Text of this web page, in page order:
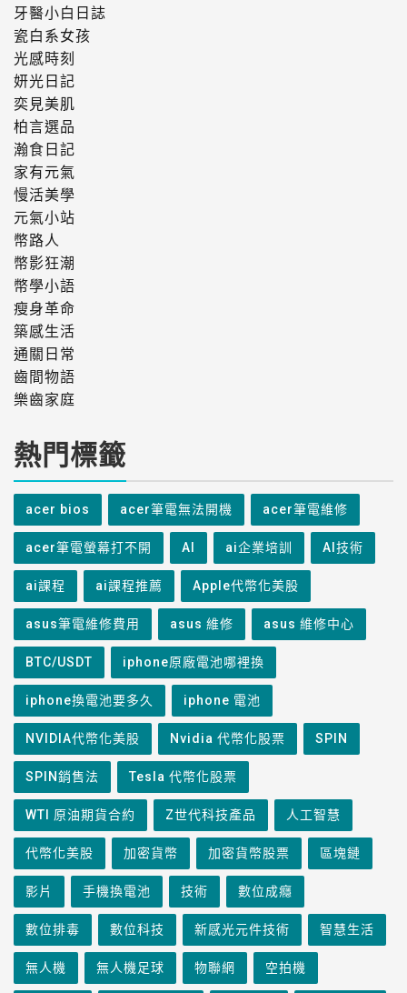
牙醫小白日誌
瓷白系女孩
光感時刻
妍光日記
奕見美肌
柏言選品
瀚食日記
家有元氣
慢活美學
元氣小站
幣路人
幣影狂潮
幣學小語
瘦身革命
築感生活
通關日常
齒間物語
樂齒家庭
熱門標籤
acer bios acer筆電無法開機 acer筆電維修
acer筆電螢幕打不開 AI ai企業培訓 AI技術
ai課程 ai課程推薦 Apple代幣化美股
asus筆電維修費用 asus 維修 asus 維修中心
BTC/USDT iphone原廠電池哪裡換
iphone換電池要多久 iphone 電池
NVIDIA代幣化美股 Nvidia 代幣化股票 SPIN
SPIN銷售法 Tesla 代幣化股票
WTI 原油期貨合約 Z世代科技產品 人工智慧
代幣化美股 加密貨幣 加密貨幣股票 區塊鏈
影片 手機換電池 技術 數位成癮
數位排毒 數位科技 新感光元件技術 智慧生活
無人機 無人機足球 物聯網 空拍機